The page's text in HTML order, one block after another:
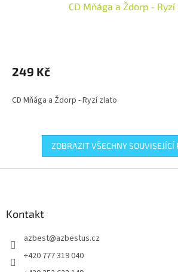
CD Mňága a Ždorp -
249 Kč
CD Mňága a Ždorp - Ryzí zlato
ZOBRAZIT VŠECHNY SOUVISEJÍCÍ
Kontakt
azbest@azbestus.cz
+420 777 319 040